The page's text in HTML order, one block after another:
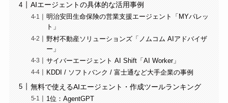
AIエージェントの具体的な活用事例
明治安田生命保険の営業支援エージェント「MYパレッ
ト」
野村不動産ソリューションズ「ノムコム AIアドバイザ
ー」
サイバーエージェント AI Shift「AI Worker」
KDDI / ソフトバンク / 富士通など大手企業の事例
無料で使えるAIエージェント・作成ツールランキング
1位：AgentGPT